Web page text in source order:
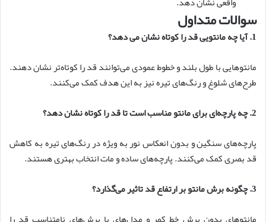
سوالات متداول
1. آیا چه مانتویی قد را کوتاه نشان می دهد؟
مانتوهایی با طول بلند و خطوط عمودی می‌توانند قد را کوتاه‌تر نشان دهند.
طرح‌های شلوغ و رنگ‌های تیره نیز به این هدف کمک می‌کنند.
2. چه پارچه‌ای برای مانتو مناسب است تا قد را کوتاه نشان دهد؟
پارچه‌های سنگین و بدون انعکاس نور به ویژه در رنگ‌های تیره به کاهش
قد بصری کمک می‌کنند. پارچه‌های ساده و مات انتخاب بهتری هستند.
3. چگونه برش مانتو بر ارتفاع قد تاثیر می‌گذارد؟